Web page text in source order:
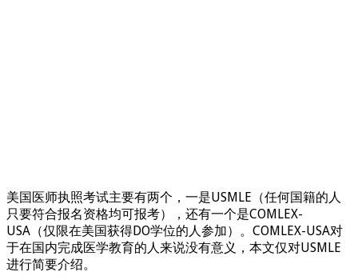
美国医师执照考试主要有两个，一是USMLE（任何国籍的人
只要符合报名资格均可报考），还有一个是COMLEX-
USA（仅限在美国获得DO学位的人参加）。COMLEX-USA对
于在国内完成医学教育的人来说没有意义，本文仅对USMLE
进行简要介绍。